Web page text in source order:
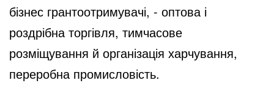
бізнес грантоотримувачі, - оптова і
роздрібна торгівля, тимчасове
розміщування й організація харчування,
переробна промисловість.